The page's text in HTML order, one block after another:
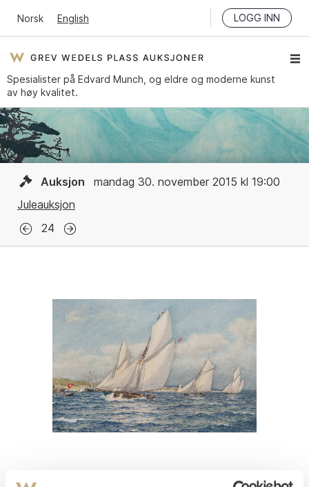
Norsk English LOGG INN
Spesialister på Edvard Munch, og eldre og moderne kunst
av høy kvalitet.
Auksjon
mandag 30. november 2015 kl 19:00
Juleauksjon
24